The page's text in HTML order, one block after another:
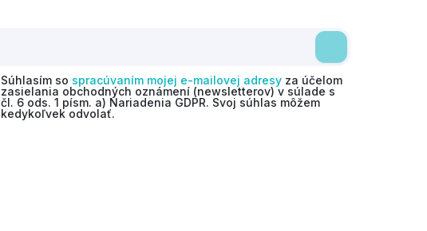
Súhlasím so spracúvaním mojej e-mailovej adresy za účelom
zasielania obchodných oznámení (newsletterov) v súlade s
čl. 6 ods. 1 písm. a) Nariadenia GDPR. Svoj súhlas môžem
kedykoľvek odvolať.